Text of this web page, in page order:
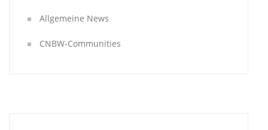
Allgemeine News
CNBW-Communities